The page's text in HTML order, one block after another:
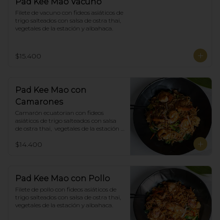
Filete de vacuno con fideos asiáticos de
trigo salteados con salsa de ostra thai,
vegetales de la estación y albahaca.
$15.400
Pad Kee Mao con
Camarones
Camarón ecuatorian con fideos
asiáticos de trigo salteados con salsa
de ostra thai,  vegetales de la estación y
$14.400
Pad Kee Mao con Pollo
Filete de pollo con fideos asiáticos de
trigo salteados con salsa de ostra thai,
vegetales de la estación y albahaca.